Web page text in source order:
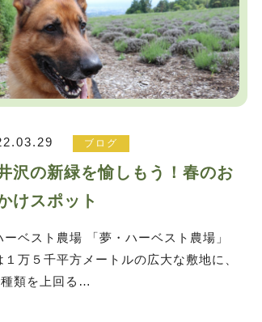
ブログ
沢の新緑を愉しもう！春のお
けスポット
ーベスト農場 「夢・ハーベスト農場」
１万５千平方メートルの広大な敷地に、
類を上回る…